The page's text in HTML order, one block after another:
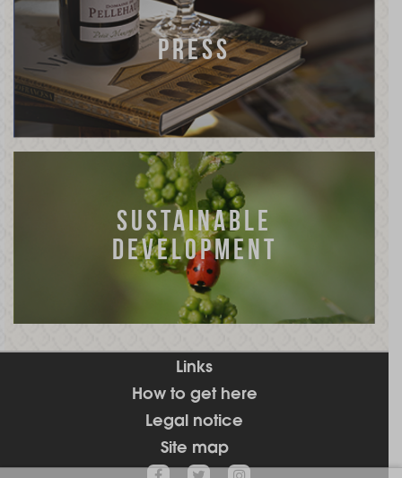
PRESS
SUSTAINABLE
DEVELOPMENT
Links
How to get here
Legal notice
Site map